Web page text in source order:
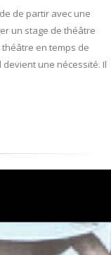
de partir avec une
un stage de théâtre
en temps de
une nécessité. Il